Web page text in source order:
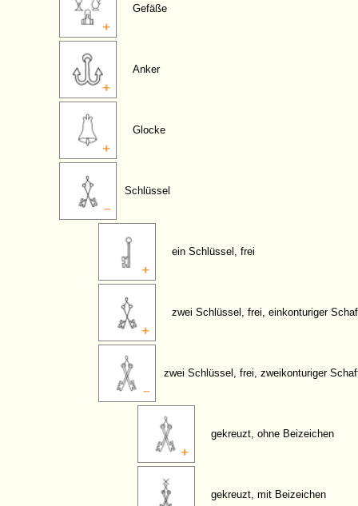
Gefäße
Anker
Glocke
Schlüssel
ein Schlüssel, frei
zwei Schlüssel, frei, einkonturiger
zwei Schlüssel, frei, zweikonturiger
gekreuzt, ohne Beizeichen
gekreuzt, mit Beizeichen